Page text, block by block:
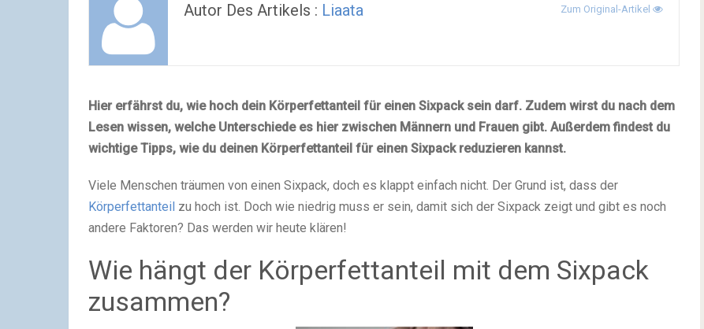
Autor Des Artikels : Liaata Zum Original-Artikel
Hier erfährst du, wie hoch dein Körperfettanteil für einen Sixpack sein darf. Zudem wirst du nach dem
Lesen wissen, welche Unterschiede es hier zwischen Männern und Frauen gibt. Außerdem findest du
wichtige Tipps, wie du deinen Körperfettanteil für einen Sixpack reduzieren kannst.
Viele Menschen träumen von einen Sixpack, doch es klappt einfach nicht. Der Grund ist, dass der
Körperfettanteil zu hoch ist. Doch wie niedrig muss er sein, damit sich der Sixpack zeigt und gibt es noch
andere Faktoren? Das werden wir heute klären!
Wie hängt der Körperfettanteil mit dem Sixpack
zusammen?